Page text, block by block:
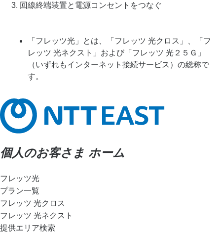
回線終端装置と電源コンセントをつなぐ
「フレッツ光」とは、「フレッツ 光クロス」、「フ
レッツ 光ネクスト」および「フレッツ 光２５Ｇ」
（いずれもインターネット接続サービス）の総称で
す。
個人のお客さま ホーム
フレッツ光
プラン一覧
フレッツ 光クロス
フレッツ 光ネクスト
提供エリア検索